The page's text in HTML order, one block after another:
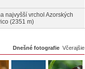
najvyšší vrchol Azorských
(2351 m)
Dnešné fotografie Včerajšie